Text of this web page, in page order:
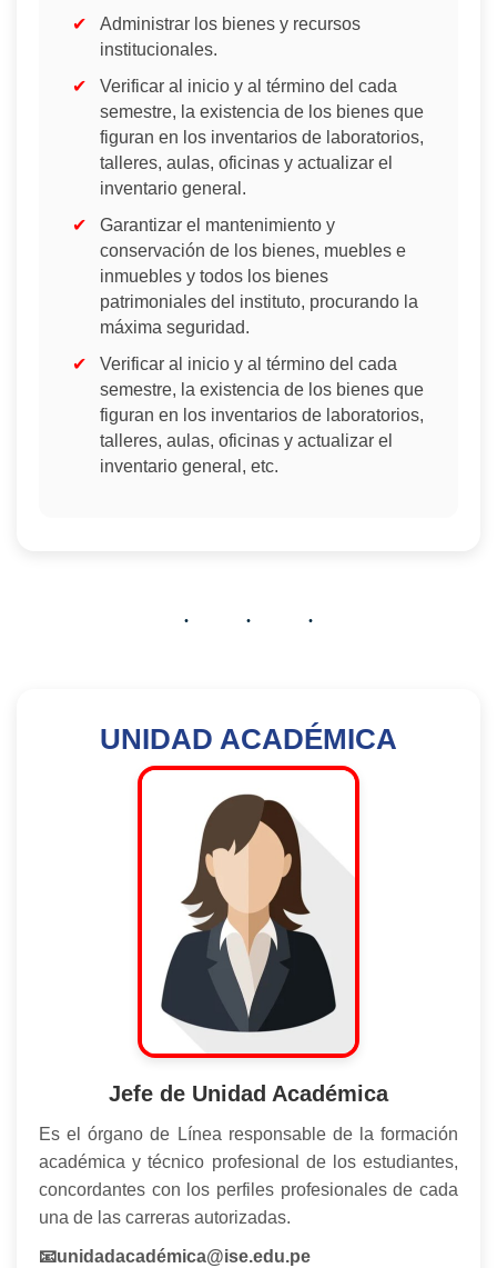
Administrar los bienes y recursos
institucionales.
Verificar al inicio y al término del cada
semestre, la existencia de los bienes que
figuran en los inventarios de laboratorios,
talleres, aulas, oficinas y actualizar el
inventario general.
Garantizar el mantenimiento y
conservación de los bienes, muebles e
inmuebles y todos los bienes
patrimoniales del instituto, procurando la
máxima seguridad.
Verificar al inicio y al término del cada
semestre, la existencia de los bienes que
figuran en los inventarios de laboratorios,
talleres, aulas, oficinas y actualizar el
inventario general, etc.
UNIDAD ACADÉMICA
Jefe de Unidad Académica
Es el órgano de Línea responsable de la formación
académica y técnico profesional de los estudiantes,
concordantes con los perfiles profesionales de cada
una de las carreras autorizadas.
📧unidadacadémica@ise.edu.pe